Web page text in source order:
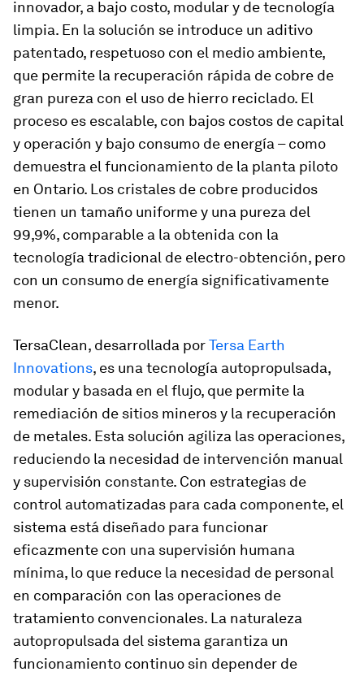
innovador, a bajo costo, modular y de tecnología
limpia. En la solución se introduce un aditivo
patentado, respetuoso con el medio ambiente,
que permite la recuperación rápida de cobre de
gran pureza con el uso de hierro reciclado. El
proceso es escalable, con bajos costos de capital
y operación y bajo consumo de energía – como
demuestra el funcionamiento de la planta piloto
en Ontario. Los cristales de cobre producidos
tienen un tamaño uniforme y una pureza del
99,9%, comparable a la obtenida con la
tecnología tradicional de electro-obtención, pero
con un consumo de energía significativamente
menor.
TersaClean, desarrollada porTersa Earth
Innovations, es una tecnología autopropulsada,
modular y basada en el flujo, que permite la
remediación de sitios mineros y la recuperación
de metales. Esta solución agiliza las operaciones,
reduciendo la necesidad de intervención manual
y supervisión constante. Con estrategias de
control automatizadas para cada componente, el
sistema está diseñado para funcionar
eficazmente con una supervisión humana
mínima, lo que reduce la necesidad de personal
en comparación con las operaciones de
tratamiento convencionales. La naturaleza
autopropulsada del sistema garantiza un
funcionamiento continuo sin depender de